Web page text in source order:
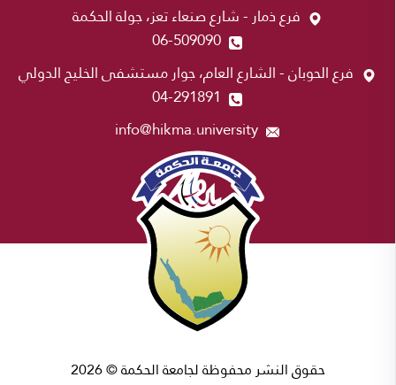
فرع ذمار - شارع صنعاء تعز، جولة الحكمة
06-509090
فرع الحوبان - الشارع العام، جوار مستشفى الخليج الدولي
04-291891
info@hikma.university
حقوق النشر محفوظة لجامعة الحكمة © 2026